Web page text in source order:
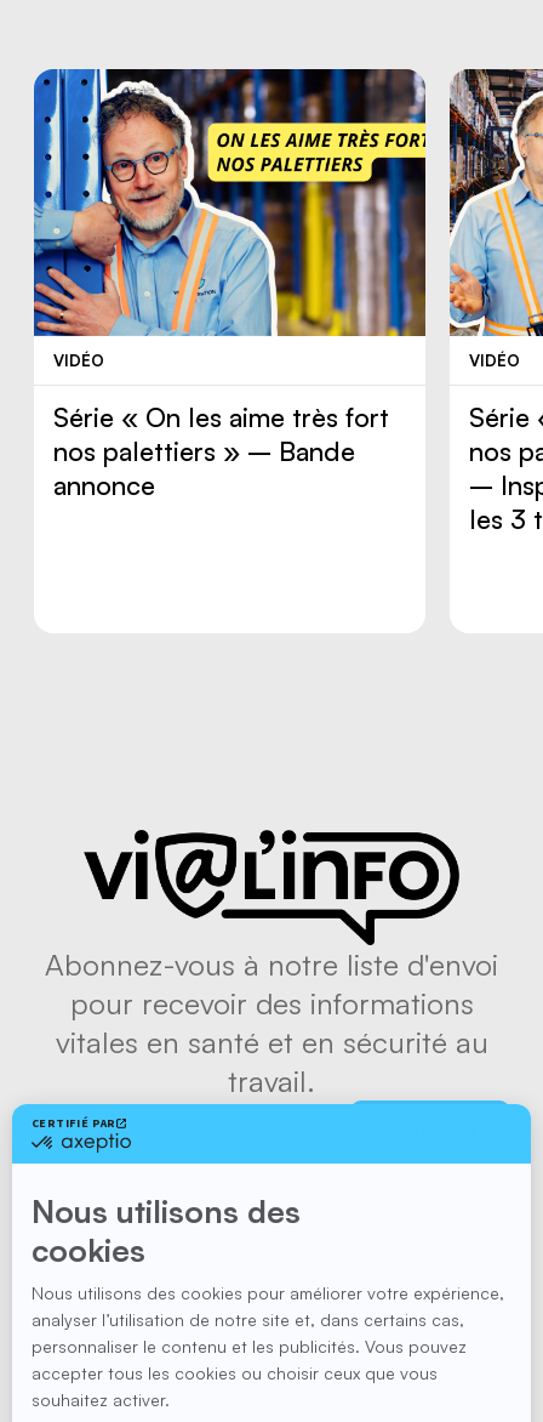
VIDÉO
Série « On les aime très fort
nos palettiers » – Bande
annonce
VIDÉO
Série
nos
–
les 3
Abonnez-vous à notre liste d'envoi
pour recevoir des informations
vitales en santé et en sécurité au
travail.